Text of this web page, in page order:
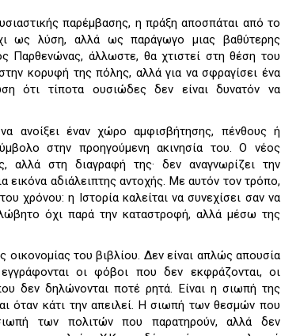
παρέμβασης, η πράξη αποσπάται από το
ως λύση, αλλά ως παράγωγο μιας βαθύτερης
Παρθενώνας, άλλωστε, θα χτιστεί στη θέση του
κορυφή της πόλης, αλλά για να σφραγίσει ένα
ότι τίποτα ουσιώδες δεν είναι δυνατόν να
ανοίξει έναν χώρο αμφισβήτησης, πένθους ή
στην προηγούμενη ακινησία του. Ο νέος
στη διαγραφή της· δεν αναγνωρίζει την
εικόνα αδιάλειπτης αντοχής. Με αυτόν τον τρόπο,
χρόνου: η Ιστορία καλείται να συνεχίσει σαν να
όχι παρά την καταστροφή, αλλά μέσω της
του βιβλίου. Δεν είναι απλώς απουσία
οι φόβοι που δεν εκφράζονται, οι
δεν δηλώνονται ποτέ ρητά. Είναι η σιωπή της
όταν κάτι την απειλεί. Η σιωπή των θεσμών που
των πολιτών που παρατηρούν, αλλά δεν